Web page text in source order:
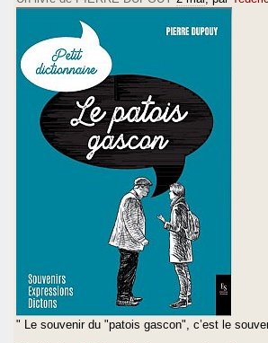
" Le souvenir du "patois gascon", c’est le